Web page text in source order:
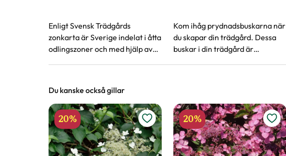
Enligt Svensk Trädgårds
zonkarta är Sverige indelat i åtta
odlingszoner och med hjälp av
Kom ihåg prydnadsbuskarna när
du skapar din trädgård. Dessa
buskar i din trädgård är
Du kanske också gillar
20% 20%